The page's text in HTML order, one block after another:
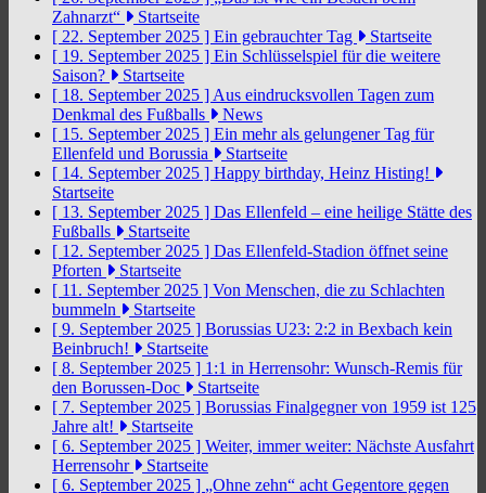
Zahnarzt“
Startseite
[ 22. September 2025 ] Ein gebrauchter Tag
Startseite
[ 19. September 2025 ] Ein Schlüsselspiel für die weitere
Saison?
Startseite
[ 18. September 2025 ] Aus eindrucksvollen Tagen zum
Denkmal des Fußballs
News
[ 15. September 2025 ] Ein mehr als gelungener Tag für
Ellenfeld und Borussia
Startseite
[ 14. September 2025 ] Happy birthday, Heinz Histing!
Startseite
[ 13. September 2025 ] Das Ellenfeld – eine heilige Stätte des
Fußballs
Startseite
[ 12. September 2025 ] Das Ellenfeld-Stadion öffnet seine
Pforten
Startseite
[ 11. September 2025 ] Von Menschen, die zu Schlachten
bummeln
Startseite
[ 9. September 2025 ] Borussias U23: 2:2 in Bexbach kein
Beinbruch!
Startseite
[ 8. September 2025 ] 1:1 in Herrensohr: Wunsch-Remis für
den Borussen-Doc
Startseite
[ 7. September 2025 ] Borussias Finalgegner von 1959 ist 125
Jahre alt!
Startseite
[ 6. September 2025 ] Weiter, immer weiter: Nächste Ausfahrt
Herrensohr
Startseite
[ 6. September 2025 ] „Ohne zehn“ acht Gegentore gegen